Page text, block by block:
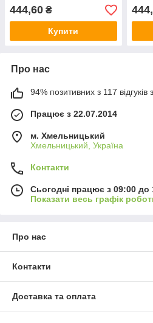
444,60 ₴
Купити
Про нас
94% позитивних з 117 відгуків
Працює з 22.07.2014
м. Хмельницький
Хмельницький, Україна
Контакти
Сьогодні працює з 09:00 до
Показати весь графік
Про нас
Контакти
Доставка та оплата